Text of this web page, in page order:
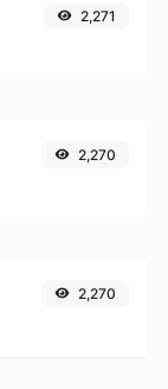
2,271
2,270
2,270